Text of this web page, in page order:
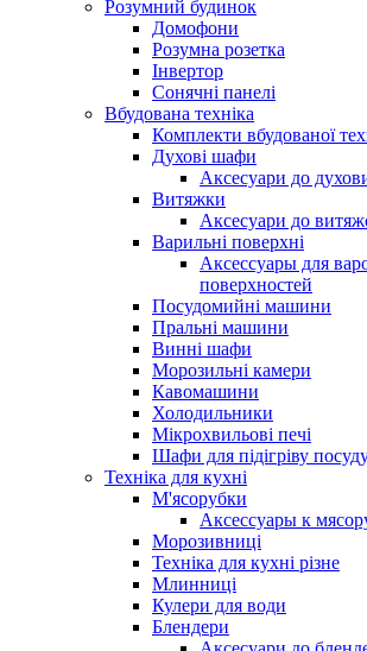
Розумний будинок
Домофони
Розумна розетка
Інвертор
Сонячні панелі
Вбудована техніка
Комплекти вбудованої
Духові шафи
Аксесуари до
Витяжки
Аксесуари до
Варильні поверхні
Аксессуары для
поверхностей
Посудомийні машини
Пральні машини
Винні шафи
Морозильні камери
Кавомашини
Холодильники
Мікрохвильові печі
Шафи для підігріву
Техніка для кухні
М'ясорубки
Аксессуары к
Морозивниці
Техніка для кухні різне
Млинниці
Кулери для води
Блендери